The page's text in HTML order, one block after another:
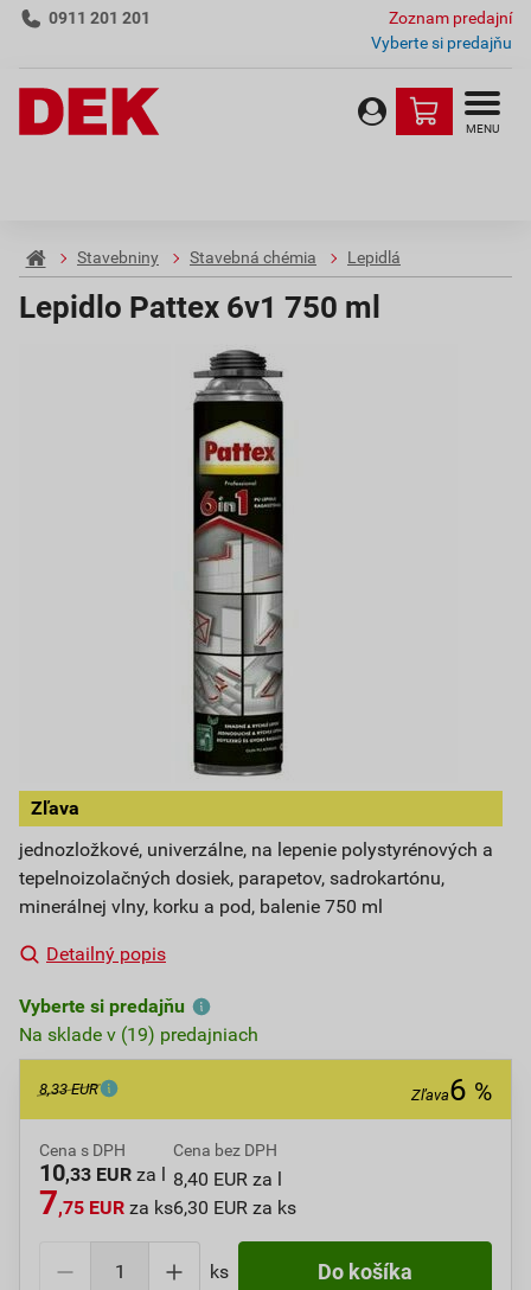
0911 201 201
Zoznam predajní
Vyberte si predajňu
MENU
Stavebniny Stavebná chémia Lepidlá
Lepidlo Pattex 6v1 750 ml
Zľava
jednozložkové, univerzálne, na lepenie polystyrénových a
tepelnoizolačných dosiek, parapetov, sadrokartónu,
minerálnej vlny, korku a pod, balenie 750 ml
Detailný popis
Vyberte si predajňu
Na sklade v (19) predajniach
8,33 EUR Zľava6 %
Cena s DPH
10,33 EUR za l
7,75 EUR za ks
Cena bez DPH
8,40 EUR za l
6,30 EUR za ks
ks Do košíka